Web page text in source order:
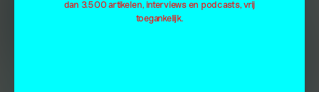
dan 3.500 artikelen, interviews en podcasts, vrij
toegankelijk.